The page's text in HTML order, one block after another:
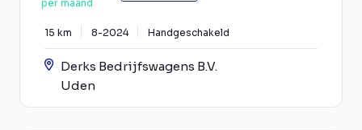
per maand
15 km 8-2024 Handgeschakeld
Derks Bedrijfswagens B.V.
Uden